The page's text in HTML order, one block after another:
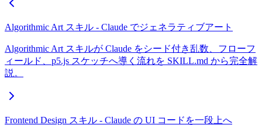
Algorithmic Art スキル - Claude でジェネラティブアート
Algorithmic Art スキルが Claude をシード付き乱数、フローフ
ィールド、p5.js スケッチへ導く流れを SKILL.md から完全解
説。
Frontend Design スキル - Claude の UI コードを一段上へ